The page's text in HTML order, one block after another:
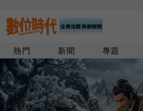
熱門 新聞 專題